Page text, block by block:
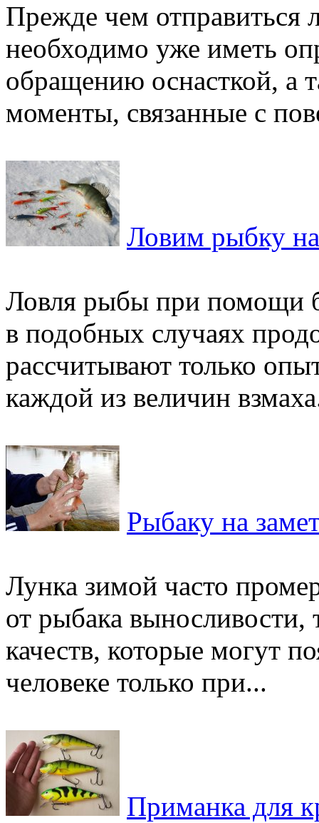
Прежде чем отправиться
необходимо уже иметь
обращению оснасткой, а
моменты, связанные с
Ловим рыбку
Ловля рыбы при помощи
в подобных случаях
рассчитывают только
каждой из величин
Рыбаку на
Лунка зимой часто
от рыбака
качеств, которые могут
человеке только при...
Приманка для